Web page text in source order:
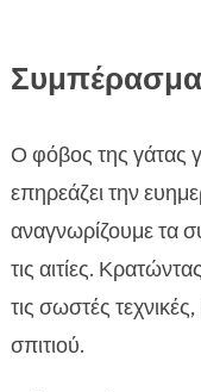
Συμπέρασμα
Ο φόβος της γάτας
επηρεάζει την
αναγνωρίζουμε τα
τις αιτίες.
τις σωστές
σπιτιού.